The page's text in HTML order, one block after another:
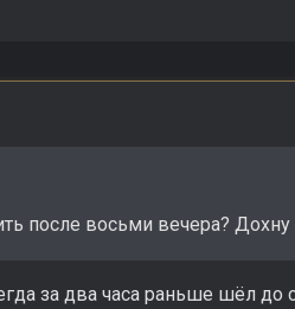
после восьми вечера? Дохну
за два часа раньше шёл до